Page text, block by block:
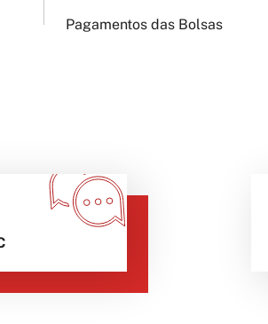
Pagamentos das Bolsas